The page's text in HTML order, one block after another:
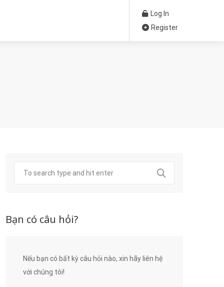
Log In
Register
Bạn có câu hỏi?
Nếu bạn có bất kỳ câu hỏi nào, xin hãy liên hệ
với chúng tôi!